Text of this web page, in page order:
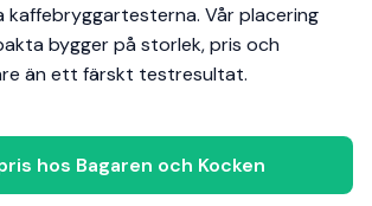
kaffebryggartesterna. Vår placering
bygger på storlek, pris och
än ett färskt testresultat.
hos Bagaren och Kocken